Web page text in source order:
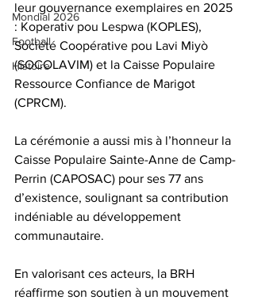
Mondial 2026
Football
Histoire
leur gouvernance exemplaires en 2025
: Koperativ pou Lespwa (KOPLES),
Société Coopérative pou Lavi Miyò
(SOCOLAVIM) et la Caisse Populaire
Ressource Confiance de Marigot
(CPRCM).
La cérémonie a aussi mis à l’honneur la
Caisse Populaire Sainte-Anne de Camp-
Perrin (CAPOSAC) pour ses 77 ans
d’existence, soulignant sa contribution
indéniable au développement
communautaire.
En valorisant ces acteurs, la BRH
réaffirme son soutien à un mouvement